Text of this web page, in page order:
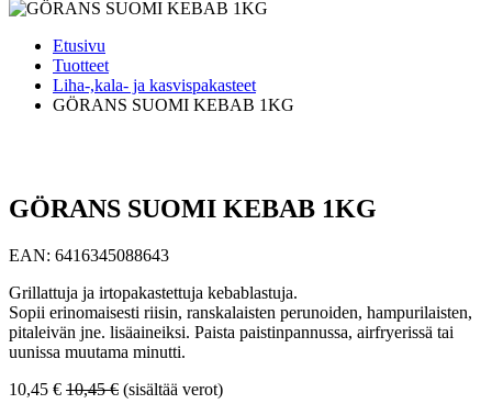
Etusivu
Tuotteet
Liha-,kala- ja kasvispakasteet
GÖRANS SUOMI KEBAB 1KG
GÖRANS SUOMI KEBAB 1KG
EAN: 6416345088643
Grillattuja ja irtopakastettuja kebablastuja.
Sopii erinomaisesti riisin, ranskalaisten perunoiden, hampurilaisten,
pitaleivän jne. lisäaineiksi. Paista paistinpannussa, airfryerissä tai
uunissa muutama minutti.
10,45 € 10,45€ (sisältää verot)